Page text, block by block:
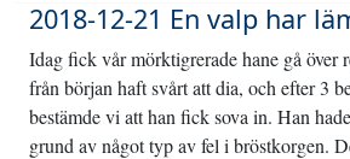
2018-12-21 En valp har
Idag fick vår mörktigrerade hane gå över
från början haft svårt att dia, och efter 3
bestämde vi att han fick sova in. Han
grund av något typ av fel i bröstkorgen.